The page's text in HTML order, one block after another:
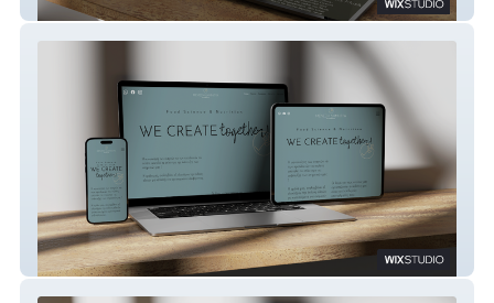
Musikschule Tonvėja
Menexifns